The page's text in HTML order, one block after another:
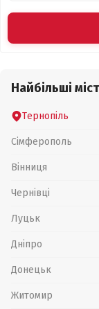
Найбільші
Тернопіль
Сімферополь
Вінниця
Чернівці
Луцьк
Дніпро
Донецьк
Житомир